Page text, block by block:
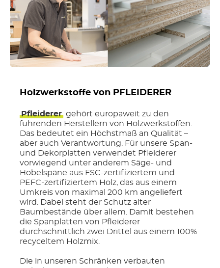
Holzwerkstoffe von PFLEIDERER
Pfleiderer gehört europaweit zu den
führenden Herstellern von Holzwerkstoffen.
Das bedeutet ein Höchstmaß an Qualität –
aber auch Verantwortung. Für unsere Span-
und Dekorplatten verwendet Pfleiderer
vorwiegend unter anderem Säge- und
Hobelspäne aus FSC-zertifiziertem und
PEFC-zertifiziertem Holz, das aus einem
Umkreis von maximal 200 km angeliefert
wird. Dabei steht der Schutz alter
Baumbestände über allem. Damit bestehen
die Spanplatten von Pfleiderer
durchschnittlich zwei Drittel aus einem 100%
recyceltem Holzmix.
Die in unseren Schränken verbauten